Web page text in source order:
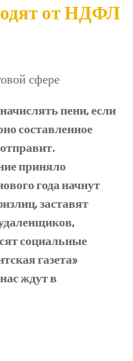
от НДФЛ
пени, если
составленное
приняло
года начнут
заставят
социальные
газета»
ждут в